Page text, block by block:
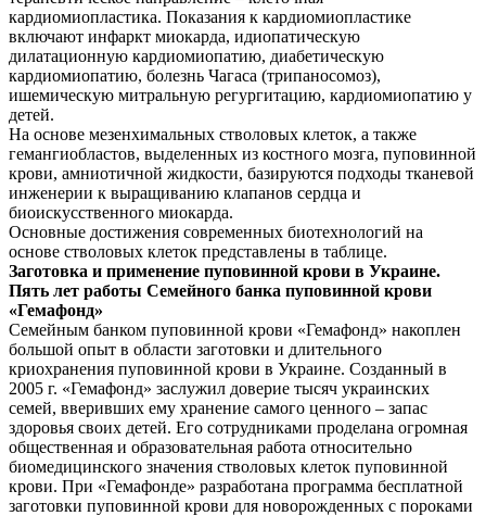
кардиомиопластика. Показания к кардиомиопластике
включают инфаркт миокарда, идиопатическую
дилатационную кардиомиопатию, диабетическую
кардиомиопатию, болезнь Чагаса (трипаносомоз),
ишемическую митральную регургитацию, кардиомиопатию у
детей.
На основе мезенхимальных стволовых клеток, а также
гемангиобластов, выделенных из костного мозга, пуповинной
крови, амниотичной жидкости, базируются подходы тканевой
инженерии к выращиванию клапанов сердца и
биоискусственного миокарда.
Основные достижения современных биотехнологий на
основе стволовых клеток представлены в таблице.
Заготовка и применение пуповинной крови в Украине.
Пять лет работы Семейного банка пуповинной крови
«Гемафонд»
Семейным банком пуповинной крови «Гемафонд» накоплен
большой опыт в области заготовки и длительного
криохранения пуповинной крови в Украине. Созданный в
2005 г. «Гемафонд» заслужил доверие тысяч украинских
семей, вверивших ему хранение самого ценного – запас
здоровья своих детей. Его сотрудниками проделана огромная
общественная и образовательная работа относительно
биомедицинского значения стволовых клеток пуповинной
крови. При «Гемафонде» разработана программа бесплатной
заготовки пуповинной крови для новорожденных с пороками